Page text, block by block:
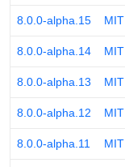
8.0.0-alpha.15 MIT
8.0.0-alpha.14 MIT
8.0.0-alpha.13 MIT
8.0.0-alpha.12 MIT
8.0.0-alpha.11 MIT